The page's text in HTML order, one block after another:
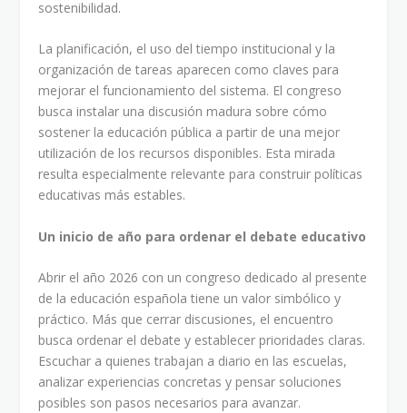
sostenibilidad.
La planificación, el uso del tiempo institucional y la
organización de tareas aparecen como claves para
mejorar el funcionamiento del sistema. El congreso
busca instalar una discusión madura sobre cómo
sostener la educación pública a partir de una mejor
utilización de los recursos disponibles. Esta mirada
resulta especialmente relevante para construir políticas
educativas más estables.
Un inicio de año para ordenar el debate educativo
Abrir el año 2026 con un congreso dedicado al presente
de la educación española tiene un valor simbólico y
práctico. Más que cerrar discusiones, el encuentro
busca ordenar el debate y establecer prioridades claras.
Escuchar a quienes trabajan a diario en las escuelas,
analizar experiencias concretas y pensar soluciones
posibles son pasos necesarios para avanzar.